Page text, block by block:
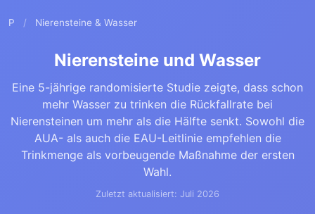
P / Nierensteine & Wasser
Nierensteine und Wasser
Eine 5-jährige randomisierte Studie zeigte, dass schon
mehr Wasser zu trinken die Rückfallrate bei
Nierensteinen um mehr als die Hälfte senkt. Sowohl die
AUA- als auch die EAU-Leitlinie empfehlen die
Trinkmenge als vorbeugende Maßnahme der ersten
Wahl.
Zuletzt aktualisiert: Juli 2026